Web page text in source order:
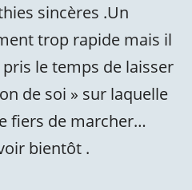
sincères .Un
trop rapide mais il
le temps de laisser
de soi » sur laquelle
fiers de marcher…
bientôt .